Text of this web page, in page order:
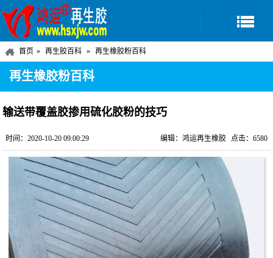
首页 再生胶百科 再生橡胶粉百科
再生橡胶粉百科
输送带覆盖胶掺用硫化胶粉的技巧
时间：2020-10-20 09:00:29 点击：6580
编辑：鸿运再生橡胶